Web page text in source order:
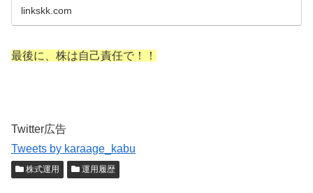
linkskk.com
最後に、株は自己責任で！！
Twitter広告
Tweets by karaage_kabu
株式運用 運用履歴